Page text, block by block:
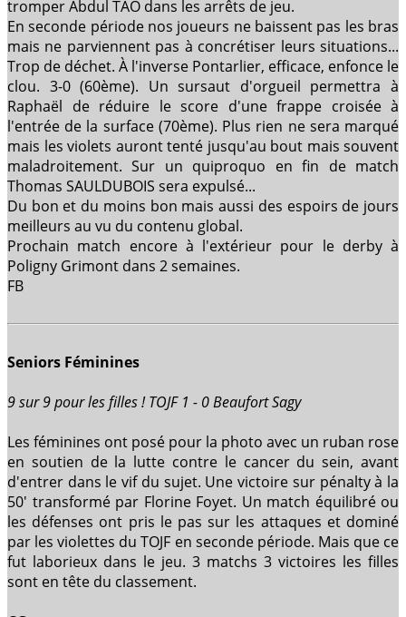
tromper Abdul TAO dans les arrêts de jeu.
En seconde période nos joueurs ne baissent pas les bras
mais ne parviennent pas à concrétiser leurs situations...
Trop de déchet. À l'inverse Pontarlier, efficace, enfonce le
clou. 3-0 (60ème). Un sursaut d'orgueil permettra à
Raphaël de réduire le score d'une frappe croisée à
l'entrée de la surface (70ème). Plus rien ne sera marqué
mais les violets auront tenté jusqu'au bout mais souvent
maladroitement. Sur un quiproquo en fin de match
Thomas SAULDUBOIS sera expulsé...
Du bon et du moins bon mais aussi des espoirs de jours
meilleurs au vu du contenu global.
Prochain match encore à l'extérieur pour le derby à
Poligny Grimont dans 2 semaines.
FB
Seniors Féminines
9 sur 9 pour les filles ! TOJF 1 - 0 Beaufort Sagy
Les féminines ont posé pour la photo avec un ruban rose
en soutien de la lutte contre le cancer du sein, avant
d'entrer dans le vif du sujet. Une victoire sur pénalty à la
50' transformé par Florine Foyet. Un match équilibré ou
les défenses ont pris le pas sur les attaques et dominé
par les violettes du TOJF en seconde période. Mais que ce
fut laborieux dans le jeu. 3 matchs 3 victoires les filles
sont en tête du classement.